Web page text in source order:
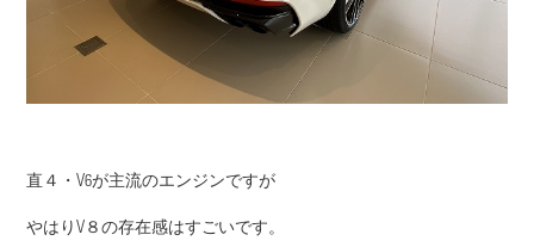
直４・V6が主流のエンジンですが
やはりV８の存在感はすごいです。